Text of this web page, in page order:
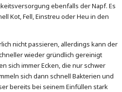
ebenfalls der Napf. Es
Kot, Fell, Einstreu oder Heu in den
nicht passieren, allerdings kann der
wieder gründlich gereinigt
sich immer Ecken, die nur schwer
sich dann schnell Bakterien und
bereits bei seinem Einfüllen stark